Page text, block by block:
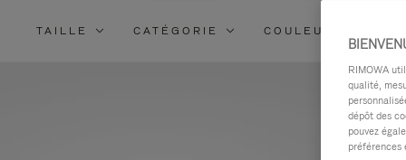
TAILLE CATÉGORIE COULEURS
RIMOWA
qualité,
dépôt des
pouvez
préférences